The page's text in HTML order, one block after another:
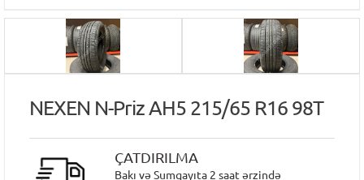
NEXEN N-Priz AH5 215/65 R16 98T
ÇATDIRILMA
Bakı və Sumqayıta 2 saat ərzində